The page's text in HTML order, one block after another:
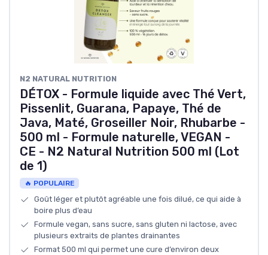
N2 NATURAL NUTRITION
DÉTOX - Formule liquide avec Thé Vert,
Pissenlit, Guarana, Papaye, Thé de
Java, Maté, Groseiller Noir, Rhubarbe -
500 ml - Formule naturelle, VEGAN -
CE - N2 Natural Nutrition 500 ml (Lot
de 1)
🔥 POPULAIRE
Goût léger et plutôt agréable une fois dilué, ce qui aide à
boire plus d’eau
Formule vegan, sans sucre, sans gluten ni lactose, avec
plusieurs extraits de plantes drainantes
Format 500 ml qui permet une cure d’environ deux